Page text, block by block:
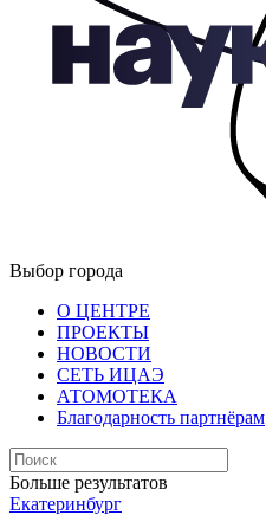
Выбор города
О ЦЕНТРЕ
ПРОЕКТЫ
НОВОСТИ
СЕТЬ ИЦАЭ
АТОМОТЕКА
Благодарность партнёрам
Больше результатов
Екатеринбург